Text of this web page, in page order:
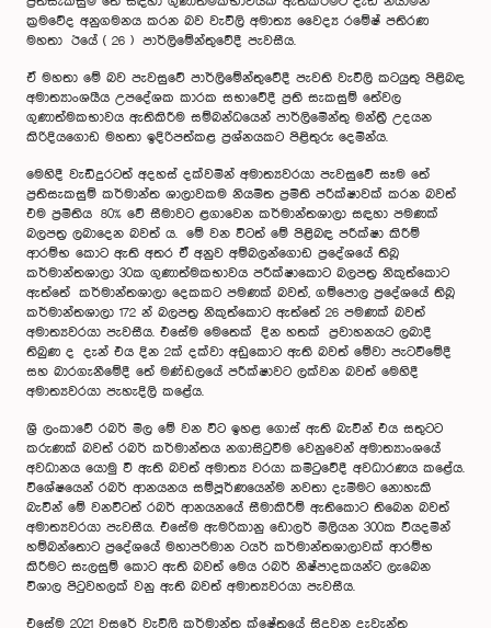
ක්‍රමවේද අනුගමනය කරන බව වැවිලි අමාත්‍ය වෛද්‍ය රමේෂ් පතිරණ
මහතා ඊයේ ( 26 ) පාර්ලිමේන්තුවේදී පැවසීය.
ඒ මහතා මේ බව පැවසුවේ පාර්ලිමේන්තුවේදී පැවති වැවිලි කටයුතු පිළිබඳ
අමාත්‍යාංශයීය උපදේශක කාරක සභාවේදී ප්‍රති සැකසුම් තේවල
ගුණාත්මකභාවය ඇතිකිරීම සම්බන්ධයෙන් පාර්ලිමෙින්තු මන්ත්‍රී උදයන
කිරිදියගොඩ මහතා ඉදිරිපත්කළ ප්‍රශ්නයකට පිළිතුරු දෙමින්ය.
මෙහිදී වැඩිදුරටත් අදහස් දක්වමින් අමාත්‍යවරයා පැවසුවේ සෑම තේ
ප්‍රතිසැකසුම් කර්මාන්ත ශාලාවකම නියමිත ප්‍රමිති පරීක්ෂාවක් කරන බවත්
එම ප්‍රමිතිය 80% වේ සීමාවට ළගාවෙන කර්මාන්තශාලා සඳහා පමණක්
බලපත්‍ර ලබාදෙන බවත් ය. මේ වන විටත් මේ පිළිබඳ පරීක්ෂා කිරීම්
ආරම්භ කොට ඇති අතර ඒ් අනුව අම්බලන්ගොඩ ප්‍රදේශයේ තිබූ
කර්මාන්තශාලා 30ක ගුණාත්මකභාවය පරීක්ෂාකොට බලපත්‍ර නිකුත්කොට
ඇත්තේ කර්මාන්තශාලා දෙකකට පමණක් බවත්, ගම්පොල ප්‍රදේශයේ තිබූ
කර්මාන්තශාලා 172 න් බලපත්‍ර නිකුත්කොට ඇත්තේ 26 පමණක් බවත්
අමාත්‍යවරයා පැවසීය. එසේම මෙතෙක් දින හතක් ප්‍රවාහනයට ලබාදී
තිබුණ ද දැන් එය දින 2ක් දක්වා අඩුකොට ඇති බවත් මේවා පැටවීමේදී
සහ බාරගැනීමේදී තේ මණ්ඩලයේ පරීක්ෂාවට ලක්වන බවත් මෙහිදී
අමාත්‍යවරයා පැහැදිලි කළේය.
ශ්‍රී ලංකාවේ රබර් මිල මේ වන විට ඉහළ ගොස් ඇති බැවින් එය සතුටට
කරුණක් බවත් රබර් කර්මාන්තය නගාසිටුවීම වෙනුවෙන් අමාත්‍යාංශයේ
අවධානය යොමු වී ඇති බවත් අමාත්‍ය වරයා කමිටුවේදී අවධාරණය කළේය.
විශේෂයෙන් රබර් ආනයනය සම්පූර්ණයෙන්ම නවතා දැමීමට නොහැකි
බැවින් මේ වනවිටත් රබර් ආනයනයේ සීමාකිරීම් ඇතිකොට තිබෙන බවත්
අමාත්‍යවරයා පැවසීය. එසේම ඇමරිකානු ඩොලර් මිලියන 300ක වියදමින්
හම්බන්තොට ප්‍රදේශයේ මහාපරිමාන ටයර් කර්මාන්තශාලාවක් ආරම්භ
කිරීමට සැලසුම් කොට ඇති බවත් මෙය රබර් නිෂ්පාදකයන්ට ලැබෙන
විශාල පිටුවහලක් වනු ඇති බවත් අමාත්‍යවරයා පැවසීය.
එසේම 2021 වසරේ වැවිලි කර්මාන්ත ක්ෂේත්‍රයේ සිදුවන දැවැන්ත